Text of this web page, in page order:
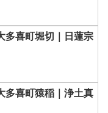
多喜町堀切｜日蓮宗
多喜町猿稲｜浄土真